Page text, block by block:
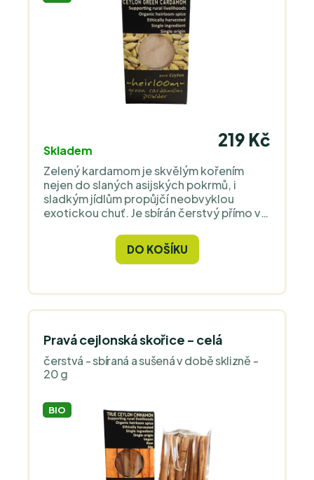
Skladem
219 Kč
Zelený kardamom je skvělým kořením
nejen do slaných asijských pokrmů, i
sladkým jídlům propůjčí neobvyklou
exotickou chuť. Je sbírán čerstvý přímo v
unikátní a nesrovnatelná s kořením z
běžného obchodu.DO KOŠÍKU
Pravá cejlonská skořice - celá
čerstvá - sbíraná a sušená v době sklizně -
20 g
BIO